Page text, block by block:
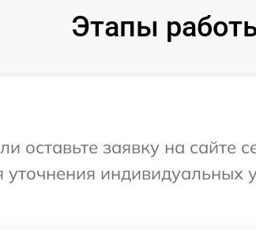
Этапы
оставьте заявку на сайте
уточнения индивидуальных